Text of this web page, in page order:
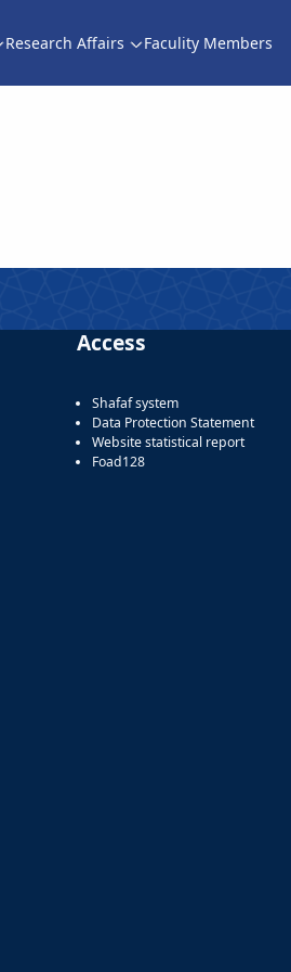
Research Affairs Faculity Members
Access
Shafaf system
Data Protection Statement
Website statistical report
Foad128